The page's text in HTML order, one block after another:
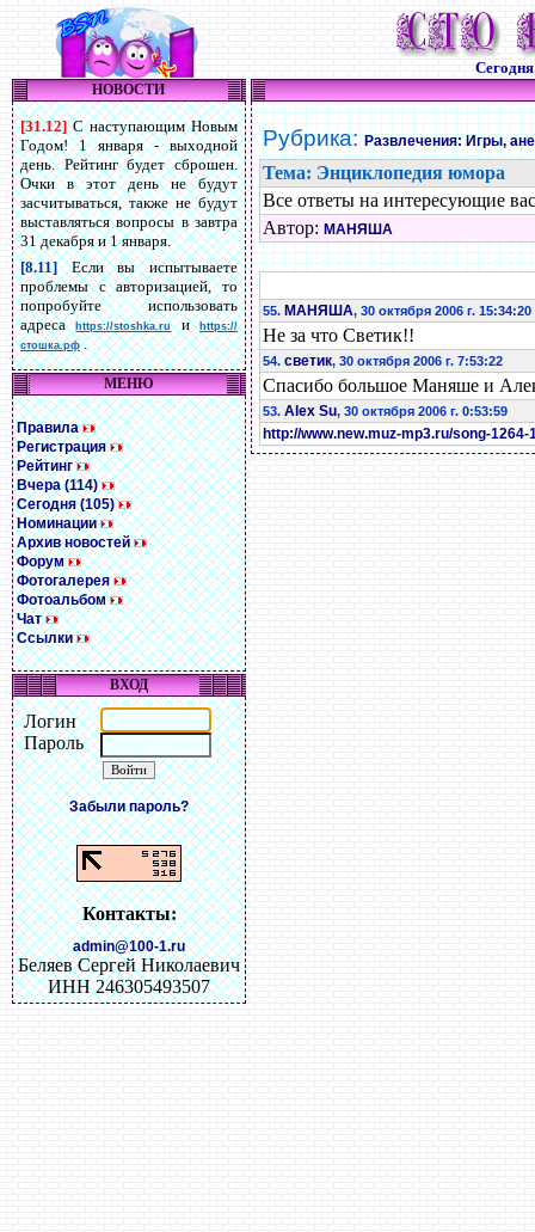
НОВОСТИ
[31.12]С наступающим Новым
Годом! 1 января - выходной
день. Рейтинг будет сброшен.
Очки в этот день не будут
засчитываться, также не будут
выставляться вопросы в завтра
31 декабря и 1 января.
[8.11]Если вы испытываете
проблемы с авторизацией, то
попробуйте использовать
адресаhttps://stoshka.ruиhttps://
стошка.рф.
МЕНЮ
Правила
Регистрация
Рейтинг
Вчера (114)
Сегодня (105)
Номинации
Архив новостей
Форум
Фотогалерея
Фотоальбом
Чат
Ссылки
ВХОД
Логин
Пароль
Забыли пароль?
Контакты:
admin@100-1.ru
Беляев Сергей Николаевич
ИНН 246305493507
Рубрика:Развлечения: Игры,
Тема: Энциклопедия юмора
Все ответы на интересующие
Автор: МАНЯША
55. МАНЯША, 30 октября 2006 г. 15:34:20
Не за что Светик!!
54. светик, 30 октября 2006 г. 7:53:22
Спасибо большое Маняше и
53. Alex Su, 30 октября 2006 г. 0:53:59
http://www.new.muz-mp3.ru/song-1264-